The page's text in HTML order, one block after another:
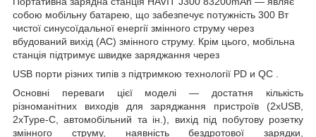
собою мобільну батарею, що забезпечує потужність 300 Вт
чистої синусоїдальної енергії змінного струму через
вбудований вихід (АС) змінного струму. Крім цього, мобільна
станція підтримує швидке заряджання через
USB порти різних типів з підтримкою технології PD и QC .
Основні переваги цієї моделі — достатня кількість
різноманітних виходів для заряджання пристроїв (2xUSB,
2xType-C, автомобільний та ін.), вихід під побутову розетку
змінного струму, наявність бездротової зарядки,